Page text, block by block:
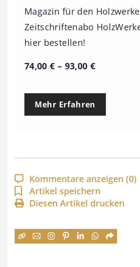
Magazin für den
Zeitschriftenabo
hier bestellen!
74,00€ – 93,00 €P
e
p
a
n
n
:
Mehr Erfahren
Kommentare anzeigen (0)
Artikel speichern
Diesen Artikel drucken